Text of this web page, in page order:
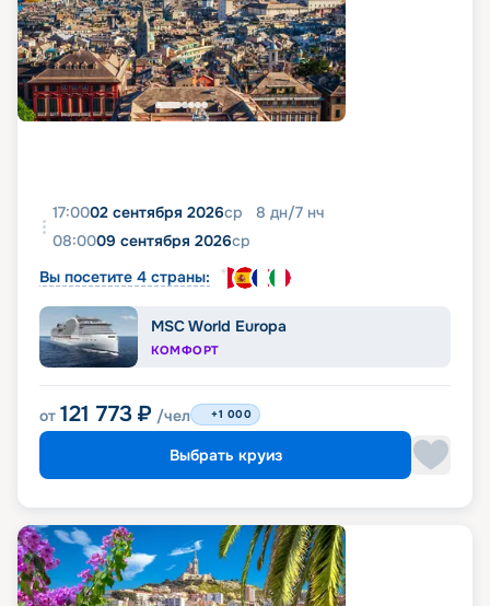
17:0002 сентября 2026ср 8 дн/7 нч
08:0009 сентября 2026ср
Вы посетите 4 страны:
MSC World Europa
КОМФОРТ
от 121 773 ₽ /чел +1 000
Выбрать круиз